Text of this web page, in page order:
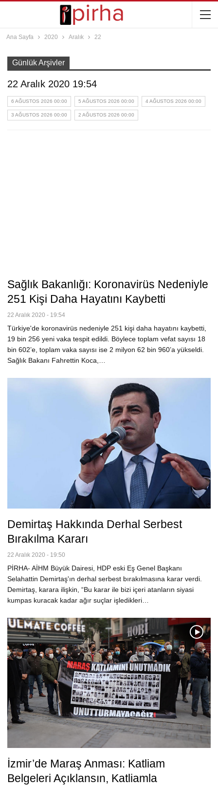
Ana Sayfa 2020 Aralık 22
Günlük Arşivler
22 Aralık 2020 19:54
6 AĞUSTOS 2026 00:00 5 AĞUSTOS 2026 00:00 4 AĞUSTOS 2026 00:00
3 AĞUSTOS 2026 00:00 2 AĞUSTOS 2026 00:00
Sağlık Bakanlığı: Koronavirüs Nedeniyle
251 Kişi Daha Hayatını Kaybetti
22 Aralık 2020 - 19:54
Türkiye'de koronavirüs nedeniyle 251 kişi daha hayatını kaybetti,
19 bin 256 yeni vaka tespit edildi. Böylece toplam vefat sayısı 18
bin 602’e, toplam vaka sayısı ise 2 milyon 62 bin 960’a yükseldi.
Sağlık Bakanı Fahrettin Koca,…
Demirtaş Hakkında Derhal Serbest
Bırakılma Kararı
22 Aralık 2020 - 19:50
PİRHA- AİHM Büyük Dairesi, HDP eski Eş Genel Başkanı
Selahattin Demirtaş'ın derhal serbest bırakılmasına karar verdi.
Demirtaş, karara ilişkin, “Bu karar ile bizi içeri atanların siyasi
kumpas kuracak kadar ağır suçlar işledikleri…
İzmir’de Maraş Anması: Katliam
Belgeleri Açıklansın, Katliamla